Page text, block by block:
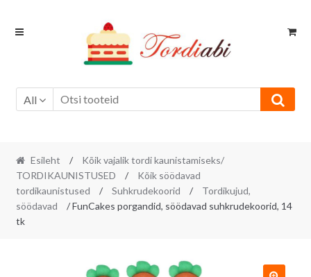
Skip
Skip
All
Esileht /
Kõik vajalik tordi kaunistamiseks/
TORDIKAUNISTUSED
/
Kõik söödavad
tordikaunistused
/ Suhkrudekoorid /
Tordikujud,
söödavad
/ FunCakes porgandid, söödavad suhkrudekoorid, 14
tk